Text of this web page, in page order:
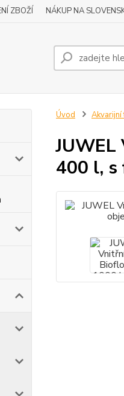
ZBOŽÍ NÁKUP NA
Úvod Akvarijní
400 l,